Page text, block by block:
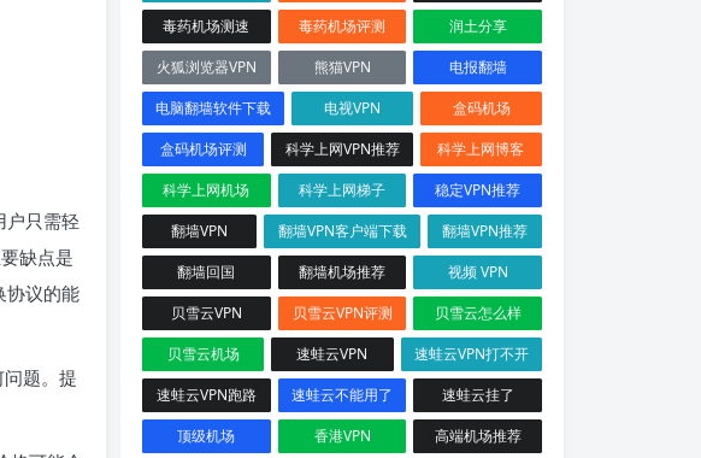
户只需轻
缺点是
协议的能
题。提
毒药机场测速
毒药机场评测
润土分享
火狐浏览器VPN
熊猫VPN
电报翻墙
电脑翻墙软件下载
电视VPN
盒码机场
盒码机场评测
科学上网VPN推荐
科学上网博客
科学上网机场
科学上网梯子
稳定VPN推荐
翻墙VPN
翻墙VPN客户端下载
翻墙VPN推荐
翻墙回国
翻墙机场推荐
视频 VPN
贝雪云VPN
贝雪云VPN评测
贝雪云怎么样
贝雪云机场
速蛙云VPN
速蛙云VPN打不开
速蛙云VPN跑路
速蛙云不能用了
速蛙云挂了
顶级机场
香港VPN 高端机场推荐